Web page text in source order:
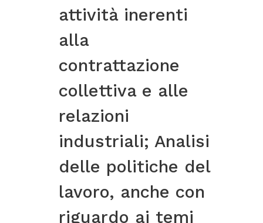
attività inerenti
alla
contrattazione
collettiva e alle
relazioni
industriali; Analisi
delle politiche del
lavoro, anche con
riguardo ai temi